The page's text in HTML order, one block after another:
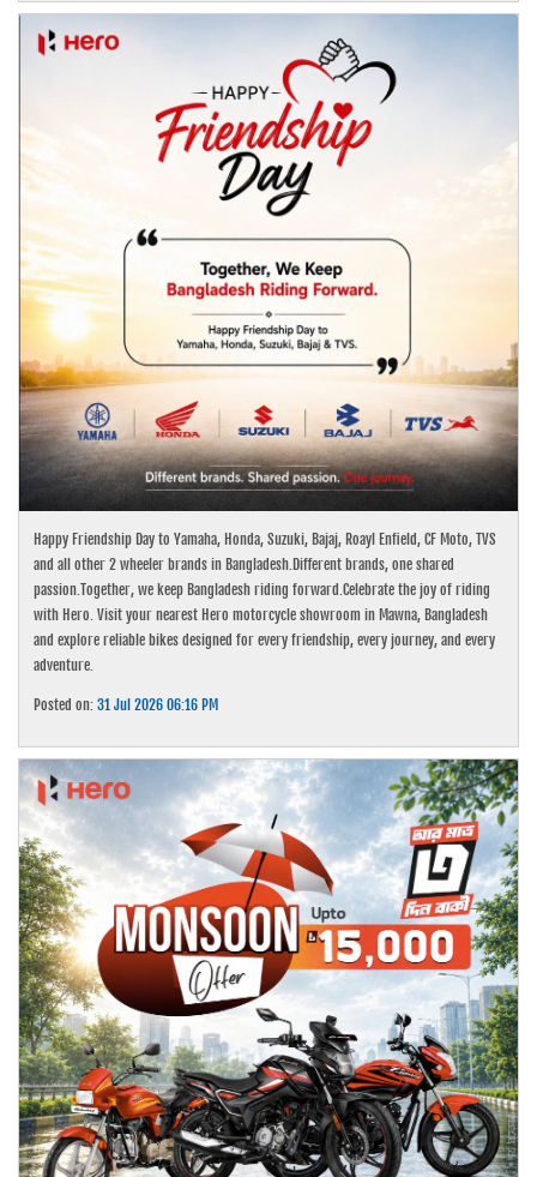
Happy Friendship Day to Yamaha, Honda, Suzuki, Bajaj, Roayl Enfield, CF Moto, TVS
and all other 2 wheeler brands in Bangladesh.Different brands, one shared
passion.Together, we keep Bangladesh riding forward.Celebrate the joy of riding
with Hero. Visit your nearest Hero motorcycle showroom in Mawna, Bangladesh
and explore reliable bikes designed for every friendship, every journey, and every
adventure.
Posted on:31 Jul 2026 06:16 PM